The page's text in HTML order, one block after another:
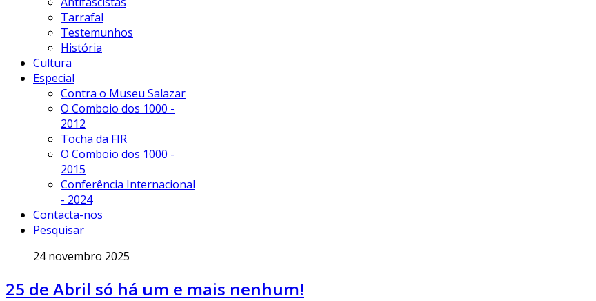
Tarrafal
Testemunhos
História
Cultura
Especial
Contra o Museu Salazar
O Comboio dos 1000 -
2012
Tocha da FIR
O Comboio dos 1000 -
2015
Conferência Internacional
- 2024
Contacta-nos
Pesquisar
24 novembro 2025
25 de Abril só há um e mais nenhum!